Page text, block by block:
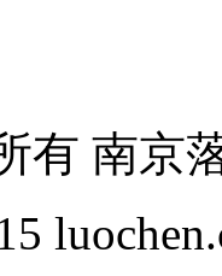
有 南京